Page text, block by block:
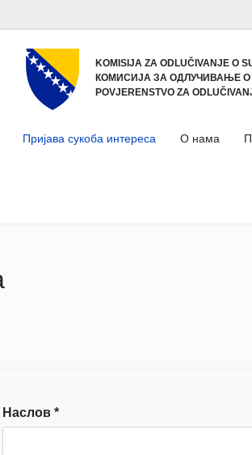
KOMISIJA ZA ODLUČIVANJE O
КОМИСИЈА ЗА ОДЛУЧИВАЊЕ О
POVJERENSTVO ZA
Пријава сукоба интереса О нама
Наслов *